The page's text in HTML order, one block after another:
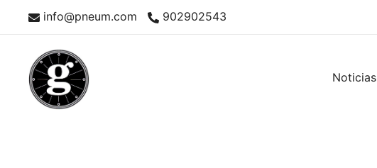
info@pneum.com 902902543
Noticias